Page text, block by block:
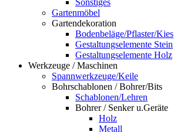
Sonstiges
Gartenmöbel
Gartendekoration
Bodenbeläge/Pflaster/Kies
Gestaltungselemente Stein
Gestaltungselemente Holz
Werkzeuge / Maschinen
Spannwerkzeuge/Keile
Bohrschablonen / Bohrer/Bits
Schablonen/Lehren
Bohrer / Senker u.Geräte
Holz
Metall